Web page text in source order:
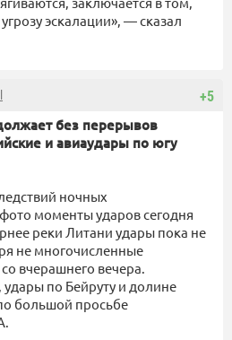
эскалации», — сказал
+5
без перерывов
и авиаудары по югу
ночных
моменты ударов сегодня
реки Литани удары пока не
не многочисленные
вчерашнего вечера.
по Бейруту и долине
большой просьбе